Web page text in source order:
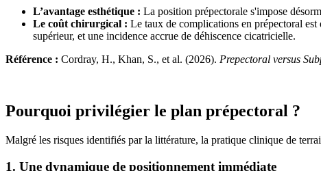
L’avantage esthétique : La position prépectorale s'impose
Le coût chirurgical : Le taux de complications en prépectoral
supérieur, et une incidence accrue de déhiscence cicatricielle.
Référence : Cordray, H., Khan, S., et al. (2026). Prepectoral versus
Pourquoi privilégier le plan prépectoral ?
Malgré les risques identifiés par la littérature, la pratique clinique de
1. Une dynamique de positionnement immédiate